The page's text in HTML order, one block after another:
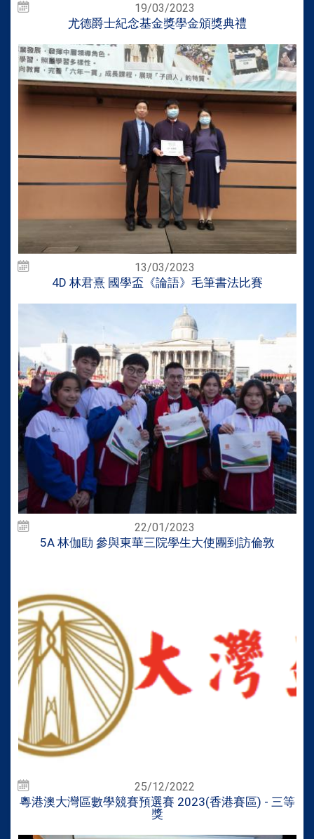
19/03/2023
尤德爵士紀念基金獎學金頒獎典禮
13/03/2023
4D 林君熹 國學盃《論語》毛筆書法比賽
22/01/2023
5A 林伽劻 參與東華三院學生大使團到訪倫敦
25/12/2022
粵港澳大灣區數學競賽預選賽 2023(香港賽區) - 三等
獎